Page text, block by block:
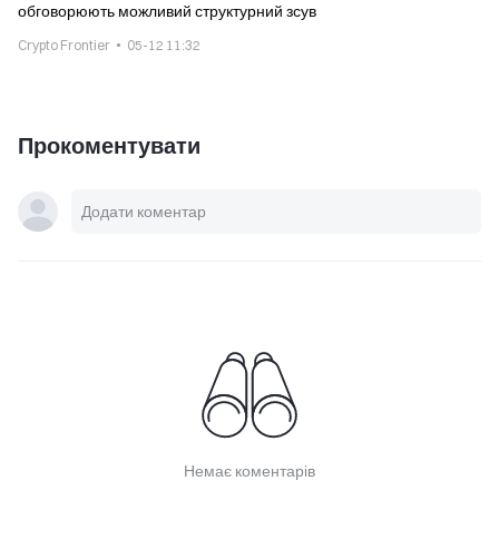
обговорюють можливий структурний зсув
Crypto Frontier 05-12 11:32
Прокоментувати
Немає коментарів